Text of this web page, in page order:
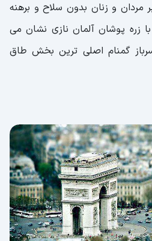
و زنان بدون سلاح و برهنه
زره پوشان آلمان نازی نشان می
گمنام اصلی ترین بخش طاق